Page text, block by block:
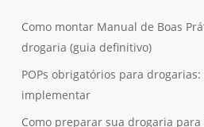
Como montar Manual de Boas
drogaria (guia definitivo)
POPs obrigatórios para
implementar
Como preparar sua drogaria